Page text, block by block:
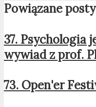
Powiązane posty
37. Psychologia
wywiad z prof.
73. Open'er